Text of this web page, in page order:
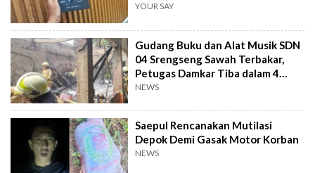
YOUR SAY
Gudang Buku dan Alat Musik SDN
04 Srengseng Sawah Terbakar,
Petugas Damkar Tiba dalam 4
Menit
NEWS
Saepul Rencanakan Mutilasi
Depok Demi Gasak Motor Korban
NEWS